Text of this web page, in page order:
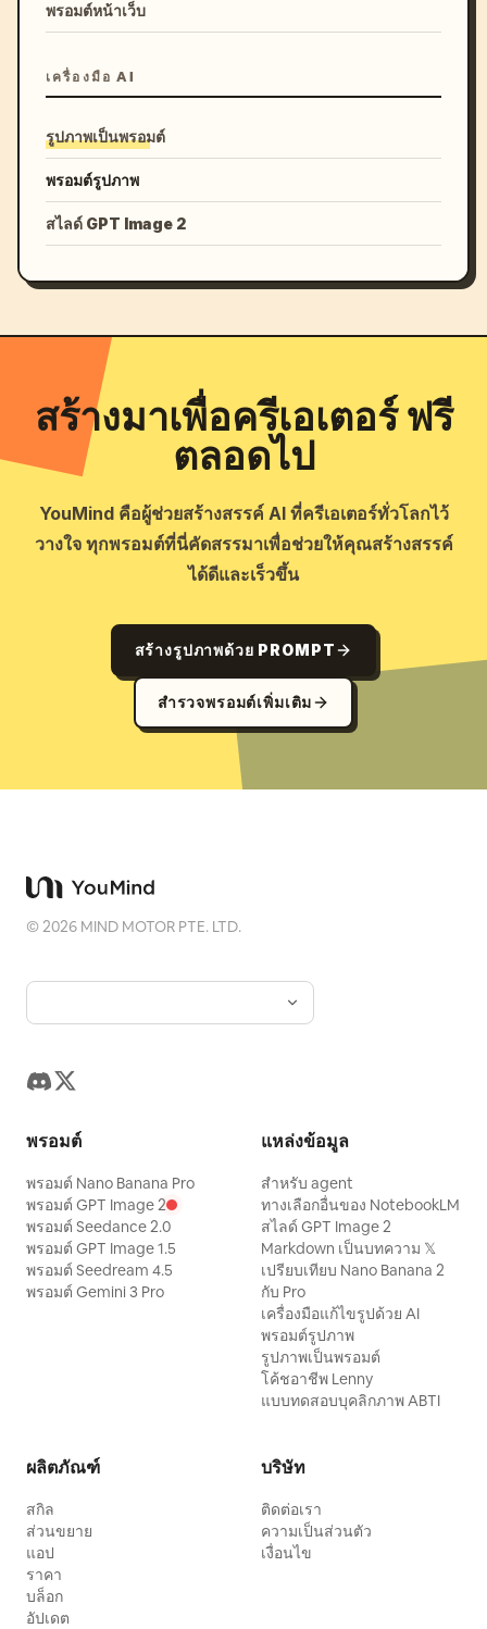
พรอมต์หน้าเว็บ
เครื่องมือ AI
รูปภาพเป็นพรอมต์
พรอมต์รูปภาพ
สไลด์ GPT Image 2
สร้างมาเพื่อครีเอเตอร์ ฟรี
ตลอดไป
YouMind คือผู้ช่วยสร้างสรรค์ AI ที่ครีเอเตอร์ทั่วโลกไว้
วางใจ ทุกพรอมต์ที่นี่คัดสรรมาเพื่อช่วยให้คุณสร้างสรรค์
ได้ดีและเร็วขึ้น
สร้างรูปภาพด้วย PROMPT
สำรวจพรอมต์เพิ่มเติม
©2026 MIND MOTOR PTE. LTD.
พรอมต์
พรอมต์ Nano Banana Pro
พรอมต์ GPT Image 2
พรอมต์ Seedance 2.0
พรอมต์ GPT Image 1.5
พรอมต์ Seedream 4.5
พรอมต์ Gemini 3 Pro
แหล่งข้อมูล
สำหรับ agent
ทางเลือกอื่นของ NotebookLM
สไลด์ GPT Image 2
Markdown เป็นบทความ 𝕏
เปรียบเทียบ Nano Banana 2
กับ Pro
เครื่องมือแก้ไขรูปด้วย AI
พรอมต์รูปภาพ
รูปภาพเป็นพรอมต์
โค้ชอาชีพ Lenny
แบบทดสอบบุคลิกภาพ ABTI
ผลิตภัณฑ์
สกิล
ส่วนขยาย
แอป
ราคา
บล็อก
อัปเดต
บริษัท
ติดต่อเรา
ความเป็นส่วนตัว
เงื่อนไข